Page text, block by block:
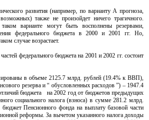
развития (например, по варианту А прогноза,
также не произойдет ничего трагичного.
варианте могут быть восполнены резервами,
федерального бюджета в 2000 и 2001 гг. Но,
случае возрастает.
федерального бюджета на 2001 и 2002 гг. состоит
в объеме 2125.7 млрд. рублей (19.4% к ВВП),
резерва и “ обусловленных расходов ”) – 1947.4
бюджета на 2002 год от бюджетов предыдущих
социального налога (взноса) в сумме 281.2 млрд.
Пенсионного фонда на выплату базовой части
реформы. За вычетом указанного налога доходы